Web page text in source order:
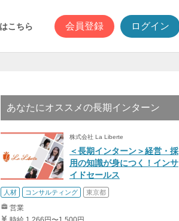
こちら 会員登録 ログイン
あなたにオススメの長期インターン
株式会社 La Liberte
＜長期インターン＞経営・採
用の知識が身につく！インサ
イドセールス
人材 コンサルティング 東京都
営業